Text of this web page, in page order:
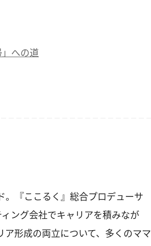
への道
『ここるく』総合プロデューサ
ング会社でキャリアを積みなが
形成の両立について、多くのママ